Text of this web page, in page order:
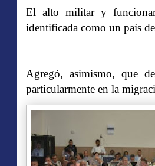
El alto militar y
identificada como un país
Agregó, asimismo, que
particularmente en la